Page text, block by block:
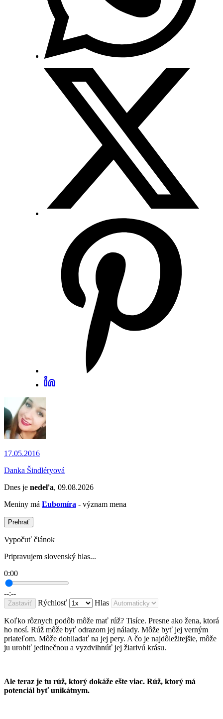
17.05.2016
Danka Šindléryová
Dnes je nedeľa, 09.08.2026
Meniny má Ľubomíra - význam mena
Prehrať
Vypočuť článok
Pripravujem slovenský hlas...
0:00
--:--
Zastaviť Rýchlosť Hlas
Koľko rôznych podôb môže mať rúž? Tisíce. Presne ako žena, ktorá
ho nosí. Rúž môže byť odrazom jej nálady. Môže byť jej verným
priateľom. Môže dohliadať na jej pery. A čo je najdôležitejšie, môže
ju urobiť jedinečnou a vyzdvihnúť jej žiarivú krásu.
Ale teraz je tu rúž, ktorý dokáže ešte viac. Rúž, ktorý má
potenciál byť unikátnym.